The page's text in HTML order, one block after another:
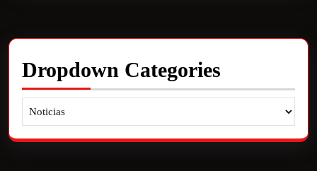
Dropdown Categories